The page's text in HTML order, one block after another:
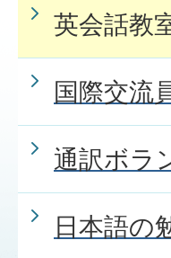
英会話教
国際交流
通訳ボラ
日本語の